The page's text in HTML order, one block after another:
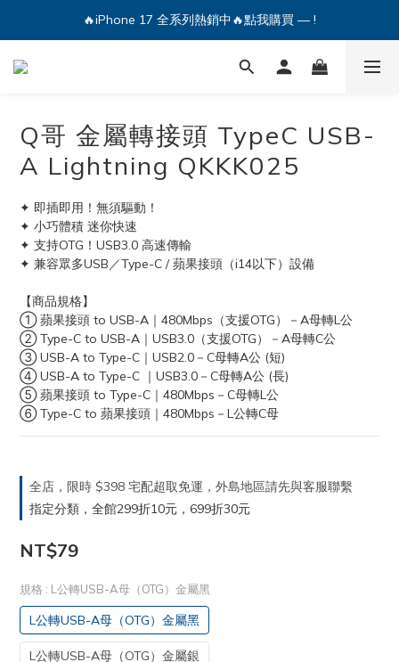
🔥iPhone 17 全系列熱銷中🔥點我購買 — !
🔥iPhone 17 全系列熱銷中🔥點我購買 — !
💕加入Q哥 Line 新好友領優惠券！🎫
Q哥 金屬轉接頭 TypeC USB-
A Lightning QKKK025
✦ 即插即用！無須驅動！
✦ 小巧體積 迷你快速
✦ 支持OTG！USB3.0 高速傳輸
✦ 兼容眾多USB／Type-C / 蘋果接頭（i14以下）設備
【商品規格】
① 蘋果接頭 to USB-A｜480Mbps（支援OTG）－A母轉L公
② Type-C to USB-A｜USB3.0（支援OTG）－A母轉C公
③ USB-A to Type-C｜USB2.0－C母轉A公 (短)
④ USB-A to Type-C ｜USB3.0－C母轉A公 (長)
⑤ 蘋果接頭 to Type-C｜480Mbps－C母轉L公
⑥ Type-C to 蘋果接頭｜480Mbps－L公轉C母
全店，限時 $398 宅配超取免運，外島地區請先與客服聯繫
指定分類，全館299折10元，699折30元
NT$79
規格 : L公轉USB-A母（OTG）金屬黑
L公轉USB-A母（OTG）金屬黑
L公轉USB-A母（OTG）金屬銀